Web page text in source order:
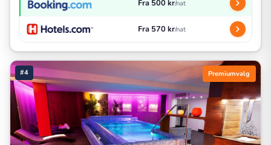
Fra 500 kr/nat
Fra 570 kr/nat
#4 Premiumvalg